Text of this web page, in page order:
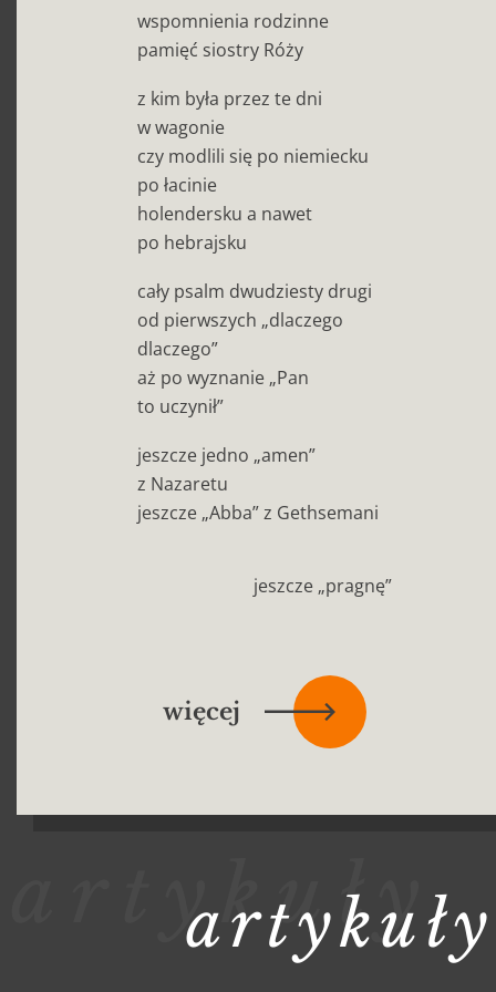
wspomnienia rodzinne
pamięć siostry Róży
z kim była przez te dni
w wagonie
czy modlili się po niemiecku
po łacinie
holendersku a nawet
po hebrajsku
cały psalm dwudziesty drugi
od pierwszych „dlaczego
dlaczego”
aż po wyznanie „Pan
to uczynił”
jeszcze jedno „amen”
z Nazaretu
jeszcze „Abba” z Gethsemani
jeszcze „pragnę”
więcej
na
artykuły
artykuły